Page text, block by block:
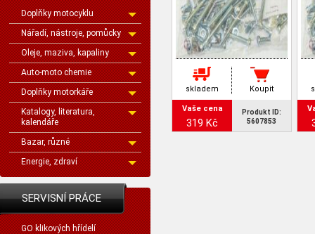
Doplňky motocyklu
Nářadí, nástroje, pomůcky
Oleje, maziva, kapaliny
Auto-moto chemie
Doplňky motorkáře
Katalogy, literatura,
kalendáře
Bazar, různé
Energie, zdraví
SERVISNÍ PRÁCE
GO klikových hřídelí
skladem Koupit
Vaše cena
319 Kč
Produkt ID:
5607853